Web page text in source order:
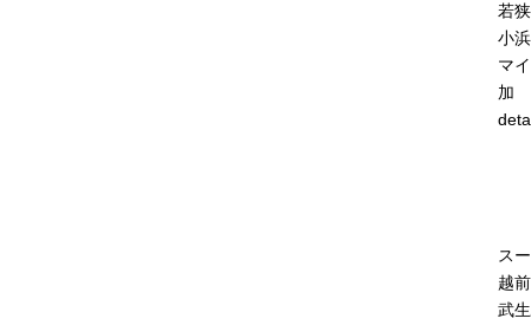
若
小
マ
加
ス
越
武